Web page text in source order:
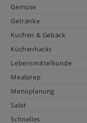
Gemüse
Getränke
Kuchen & Gebäck
Küchenhacks
Lebensmittelkunde
Mealprep
Menüplanung
Salat
Schnelles